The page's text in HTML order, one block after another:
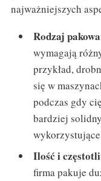
najważniejszych
Rodzaj
wymagają
przykład,
się w
podczas gdy
bardziej
Ilość i
firma pakuje